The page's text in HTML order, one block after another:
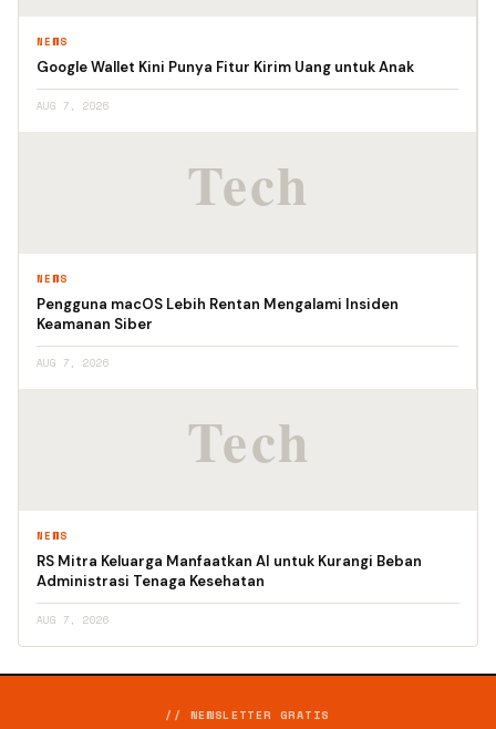
NEWS
Google Wallet Kini Punya Fitur Kirim Uang untuk Anak
AUG 7, 2026
NEWS
Pengguna macOS Lebih Rentan Mengalami Insiden
Keamanan Siber
AUG 7, 2026
NEWS
RS Mitra Keluarga Manfaatkan AI untuk Kurangi Beban
Administrasi Tenaga Kesehatan
AUG 7, 2026
// NEWSLETTER GRATIS